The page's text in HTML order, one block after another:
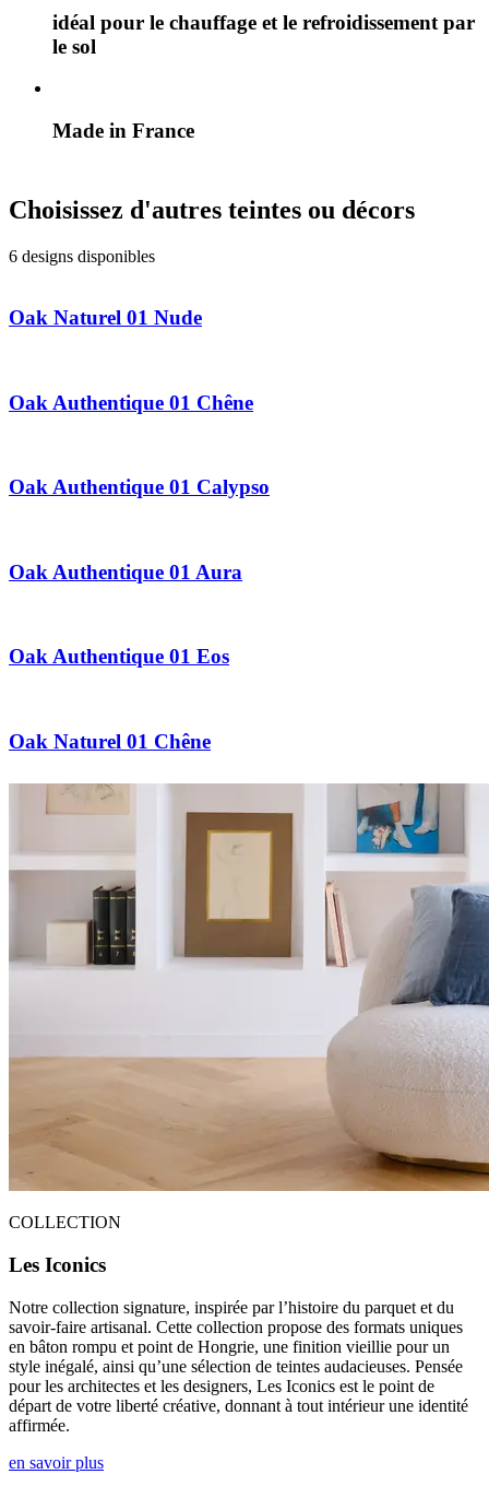
idéal pour le chauffage et le refroidissement par
le sol
Made in France
Choisissez d'autres teintes ou décors
6 designs disponibles
Oak Naturel 01 Nude
Oak Authentique 01 Chêne
Oak Authentique 01 Calypso
Oak Authentique 01 Aura
Oak Authentique 01 Eos
Oak Naturel 01 Chêne
COLLECTION
Les Iconics
Notre collection signature, inspirée par l’histoire du parquet et du
savoir-faire artisanal. Cette collection propose des formats uniques
en bâton rompu et point de Hongrie, une finition vieillie pour un
style inégalé, ainsi qu’une sélection de teintes audacieuses. Pensée
pour les architectes et les designers, Les Iconics est le point de
départ de votre liberté créative, donnant à tout intérieur une identité
affirmée.
en savoir plus